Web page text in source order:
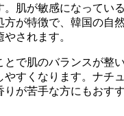
。肌が敏感になってい
方が特徴で、韓国の自
されます。
とで肌のバランスが整
すくなります。ナチ
りが苦手な方にもおす